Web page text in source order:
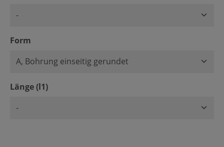
Form
Länge (l1)auswählen